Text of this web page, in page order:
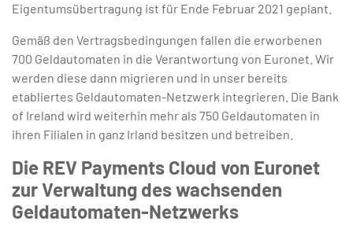
Eigentumsübertragung ist für Ende Februar 2021 geplant.
Gemäß den Vertragsbedingungen fallen die erworbenen
700 Geldautomaten in die Verantwortung von Euronet. Wir
werden diese dann migrieren und in unser bereits
etabliertes Geldautomaten-Netzwerk integrieren. Die Bank
of Ireland wird weiterhin mehr als 750 Geldautomaten in
ihren Filialen in ganz Irland besitzen und betreiben.
Die REV Payments Cloud von Euronet
zur Verwaltung des wachsenden
Geldautomaten-Netzwerks